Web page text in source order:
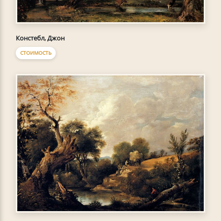
Констебл, Джон
СТОИМОСТЬ